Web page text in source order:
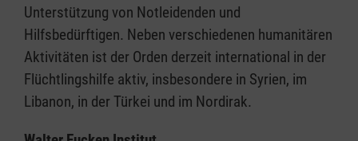
Unterstützung von Notleidenden und
Hilfsbedürftigen. Neben verschiedenen humanitären
Aktivitäten ist der Orden derzeit international in der
Flüchtlingshilfe aktiv, insbesondere in Syrien, im
Libanon, in der Türkei und im Nordirak.